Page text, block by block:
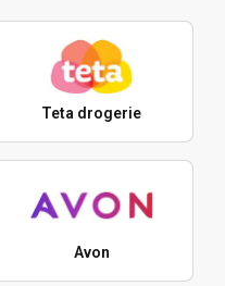
Teta drogerie
Avon